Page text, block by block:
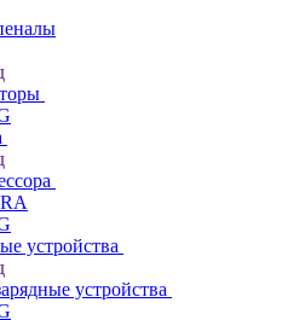
устройства
устройства